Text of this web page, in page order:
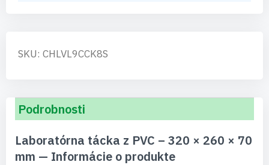
SKU: CHLVL9CCK8S
Podrobnosti
Laboratórna tácka z PVC – 320 × 260 × 70
mm — Informácie o produkte